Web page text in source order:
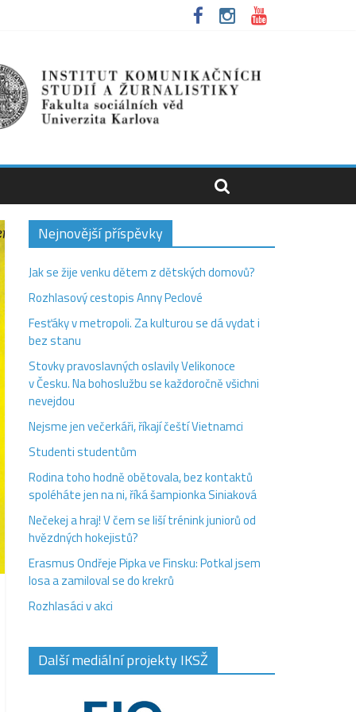
Nejnovější příspěvky
Jak se žije venku dětem z dětských domovů?
Rozhlasový cestopis Anny Peclové
Fesťáky v metropoli. Za kulturou se dá vydat i
bez stanu
Stovky pravoslavných oslavily Velikonoce
v Česku. Na bohoslužbu se každoročně všichni
nevejdou
Nejsme jen večerkáři, říkají čeští Vietnamci
Studenti studentům
Rodina toho hodně obětovala, bez kontaktů
spoléháte jen na ni, říká šampionka Siniaková
Nečekej a hraj! V čem se liší trénink juniorů od
hvězdných hokejistů?
Erasmus Ondřeje Pipka ve Finsku: Potkal jsem
losa a zamiloval se do krekrů
Rozhlasáci v akci
Další mediální projekty IKSŽ